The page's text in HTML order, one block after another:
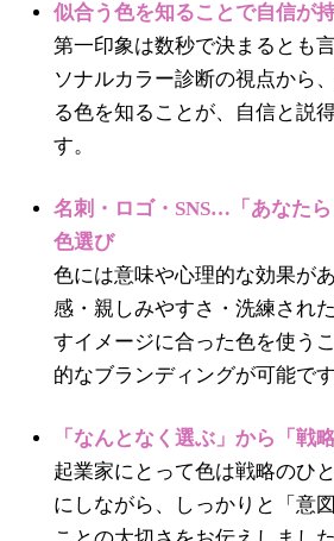
似合う色を知ることで自信が
第一印象は数秒で決まるとも
ソナルカラー診断の視点から
る色を知ることが、自信と説
す。
名刺・ロゴ・SNS…「あなた
色選び
色には意味や心理的な効果が
感・親しみやすさ・洗練され
すイメージに合った色を使う
的なブランディングが可能です
「なんとなく選ぶ」から「戦
起業家にとって色は戦略のひ
にしながら、しっかりと「意